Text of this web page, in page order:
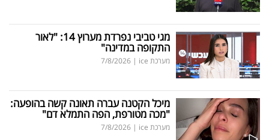
מגי טביבי נפרדת מערוץ 14: "לאור
התקופה במדינה"
מערכת ice |
7/8/2026
מיכל הקטנה עברה תאונה קשה בהופעה:
"מכה מטורפת, הפה התמלא דם"
מערכת ice |
7/8/2026